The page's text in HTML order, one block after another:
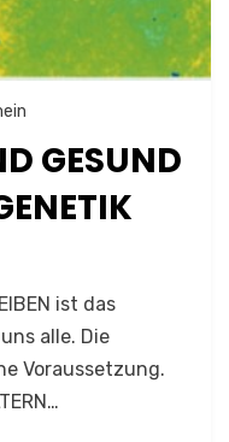
GESUND
ist das
alle. Die
Voraussetzung.